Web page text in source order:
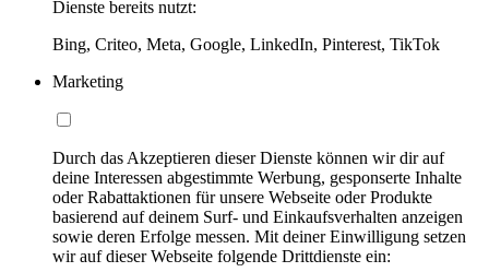
Dienste bereits nutzt:
Bing, Criteo, Meta, Google, LinkedIn, Pinterest, TikTok
Marketing
Durch das Akzeptieren dieser Dienste können wir dir auf
deine Interessen abgestimmte Werbung, gesponserte Inhalte
oder Rabattaktionen für unsere Webseite oder Produkte
basierend auf deinem Surf- und Einkaufsverhalten anzeigen
sowie deren Erfolge messen. Mit deiner Einwilligung setzen
wir auf dieser Webseite folgende Drittdienste ein: